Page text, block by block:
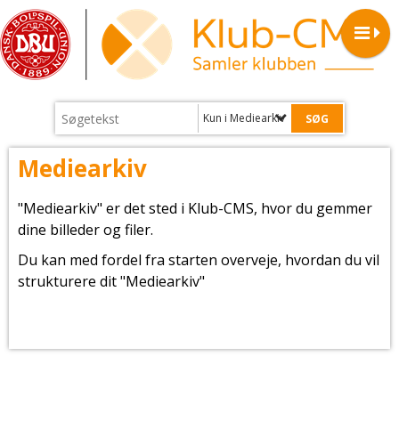
Kun i Mediearkiv
Mediearkiv
"Mediearkiv" er det sted i Klub-CMS, hvor du gemmer
dine billeder og filer.
Du kan med fordel fra starten overveje, hvordan du vil
strukturere dit "Mediearkiv"